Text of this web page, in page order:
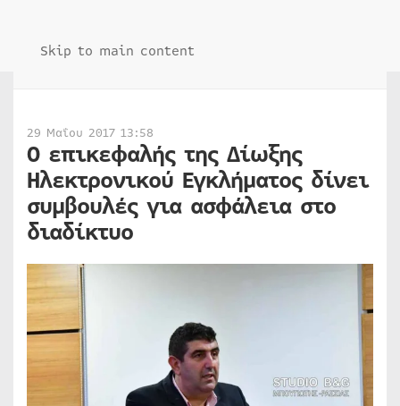
Skip to main content
29 Μαΐου 2017 13:58
O επικεφαλής της Δίωξης
Ηλεκτρονικού Εγκλήματος δίνει
συμβουλές για ασφάλεια στο
διαδίκτυο